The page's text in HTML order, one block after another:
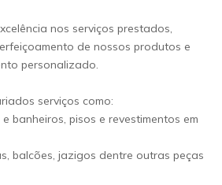
nos serviços prestados,
de nossos produtos e
personalizado.
serviços como:
banheiros, pisos e revestimentos em
balcões, jazigos dentre outras peças